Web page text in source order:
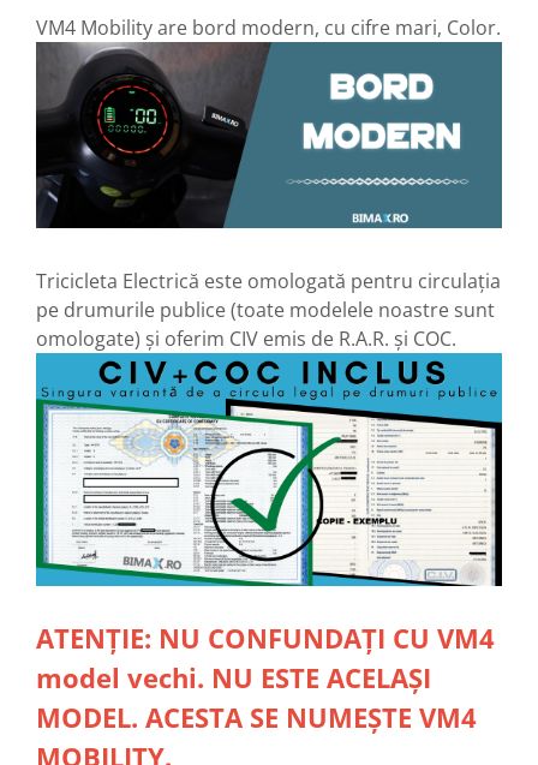
Toamna-Iarna
Antifurturi
Cosuri, Cutii, Scaune
Suport Telefoane
Pompe
Husa Tricicleta Electrica
Lumini Bicicleta
Aparatori Noroi Bicicleta
Trolii Electrice
Accesorii Triciclete Electrice
Casti Bike-Moto
Accesorii Trotinete
Produse Resigilate
BMS-uri
Promotiile Lunii
Resigilate
Suspensii Triciclu Electric
VM4 Mobility are bord modern, cu cifre mari, Color.
Tricicleta Electrică este omologată pentru circulația
pe drumurile publice (toate modelele noastre sunt
omologate) și oferim CIV emis de R.A.R. și COC.
ATENȚIE: NU CONFUNDAȚI CU VM4
model vechi. NU ESTE ACELAȘI
MODEL. ACESTA SE NUMEȘTE VM4
MOBILITY.